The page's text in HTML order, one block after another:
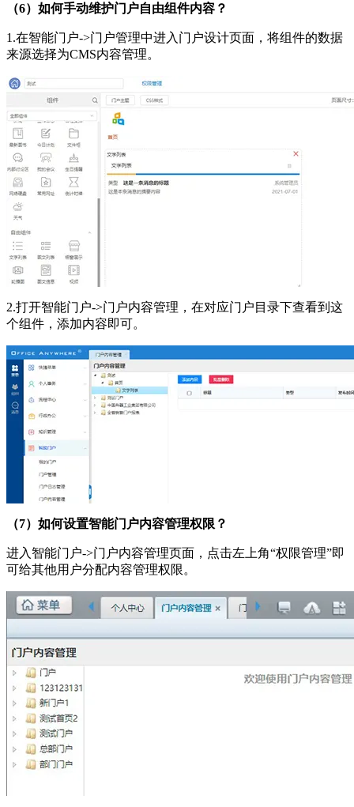
（6）如何手动维护门户自由组件内容？
1.在智能门户->门户管理中进入门户设计页面，将组件的数据
来源选择为CMS内容管理。
2.打开智能门户->门户内容管理，在对应门户目录下查看到这
个组件，添加内容即可。
（7）如何设置智能门户内容管理权限？
进入智能门户->门户内容管理页面，点击左上角“权限管理”即
可给其他用户分配内容管理权限。